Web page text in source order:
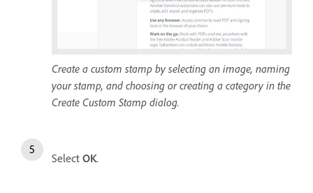
Create a custom stamp by selecting an image, naming
your stamp, and choosing or creating a category in the
Create Custom Stamp dialog.
Select OK.